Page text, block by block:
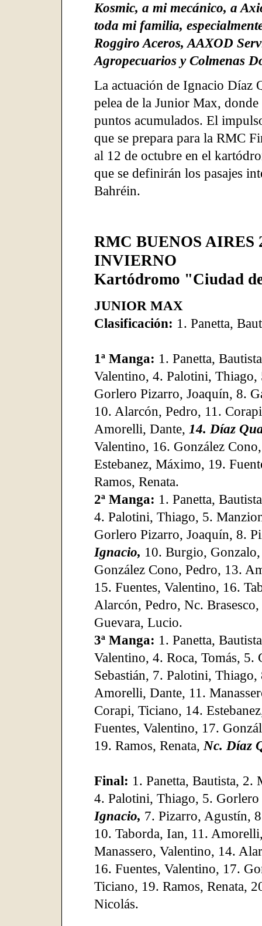
Kosmic, a mi mecánico, a
toda mi familia,
Roggiro Aceros, AAXOD
Agropecuarios y Colmenas
La actuación de Ignacio Díaz
pelea de la Junior Max,
puntos acumulados. El
que se prepara para la RMC
al 12 de octubre en el
que se definirán los pasajes
Bahréin.
RMC BUENOS AIRES
INVIERNO
Kartódromo "Ciudad
JUNIOR MAX
Clasificación: 1. Panetta,
1ª Manga: 1. Panetta,
Valentino, 4. Palotini,
Gorlero Pizarro, Joaquín, 8.
10. Alarcón, Pedro, 11.
Amorelli, Dante, 14. Díaz
Valentino, 16. González
Estebanez, Máximo, 19.
Ramos, Renata.
2ª Manga: 1. Panetta,
4. Palotini, Thiago, 5.
Gorlero Pizarro, Joaquín, 8.
Ignacio, 10. Burgio,
González Cono, Pedro, 13.
15. Fuentes, Valentino, 16.
Alarcón, Pedro, Nc.
Guevara, Lucio.
3ª Manga: 1. Panetta,
Valentino, 4. Roca, Tomás,
Sebastián, 7. Palotini,
Amorelli, Dante, 11.
Corapi, Ticiano, 14.
Fuentes, Valentino, 17.
19. Ramos, Renata, Nc. Díaz
Final: 1. Panetta, Bautista,
4. Palotini, Thiago, 5.
Ignacio, 7. Pizarro, Agustín,
10. Taborda, Ian, 11.
Manassero, Valentino, 14.
16. Fuentes, Valentino, 17.
Ticiano, 19. Ramos, Renata,
Nicolás.